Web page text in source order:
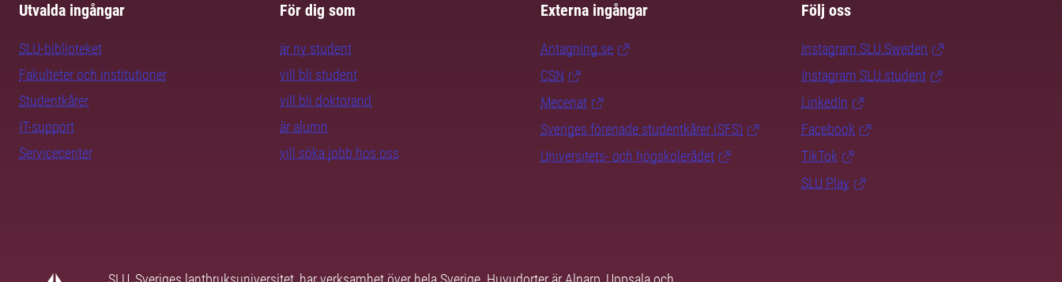
Utvalda ingångar
SLU-biblioteket
Fakulteter och institutioner
Studentkårer
IT-support
Servicecenter
För dig som
är ny student
vill bli student
vill bli doktorand
är alumn
vill söka jobb hos oss
Externa ingångar
Antagning.se
CSN
Mecenat
Sveriges förenade studentkårer (SFS)
Universitets- och högskolerådet
Följ oss
Instagram SLU.Sweden
Instagram SLU.student
LinkedIn
Facebook
TikTok
SLU Play